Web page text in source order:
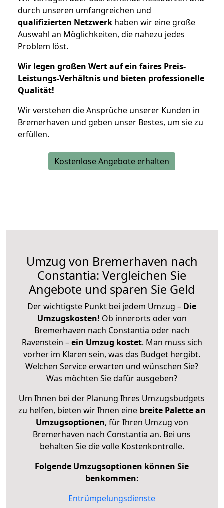
durch unseren umfangreichen und
qualifizierten Netzwerk haben wir eine große
Auswahl an Möglichkeiten, die nahezu jedes
Problem löst.
Wir legen großen Wert auf ein faires Preis-
Leistungs-Verhältnis und bieten professionelle
Qualität!
Wir verstehen die Ansprüche unserer Kunden in
Bremerhaven und geben unser Bestes, um sie zu
erfüllen.
Kostenlose Angebote erhalten
Umzug von Bremerhaven nach
Constantia: Vergleichen Sie
Angebote und sparen Sie Geld
Der wichtigste Punkt bei jedem Umzug – Die
Umzugskosten! Ob innerorts oder von
Bremerhaven nach Constantia oder nach
Ravenstein –ein Umzug kostet. Man muss sich
vorher im Klaren sein, was das Budget hergibt.
Welchen Service erwarten und wünschen Sie?
Was möchten Sie dafür ausgeben?
Um Ihnen bei der Planung Ihres Umzugsbudgets
zu helfen, bieten wir Ihnen eine breite Palette an
Umzugsoptionen, für Ihren Umzug von
Bremerhaven nach Constantia an. Bei uns
behalten Sie die volle Kostenkontrolle.
Folgende Umzugsoptionen können Sie
benkommen:
Entrümpelungsdienste